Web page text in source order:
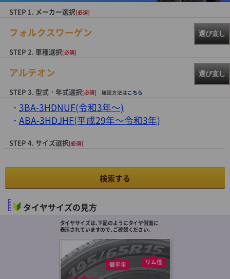
STEP 1. メーカー選択[必須]
フォルクスワーゲン 選び直し
STEP 2. 車種選択[必須]
アルテオン 選び直し
STEP 3. 型式・年式選択[必須] 確認方法はこちら
3BA-3HDNUF(令和3年～)
ABA-3HDJHF(平成29年～令和3年)
STEP 4. サイズ選択[必須]
検索する
タイヤサイズの見方
タイヤサイズは､下記のようにタイヤ側面に
表示されていますので､ご確認ください。
偏平率 リム径